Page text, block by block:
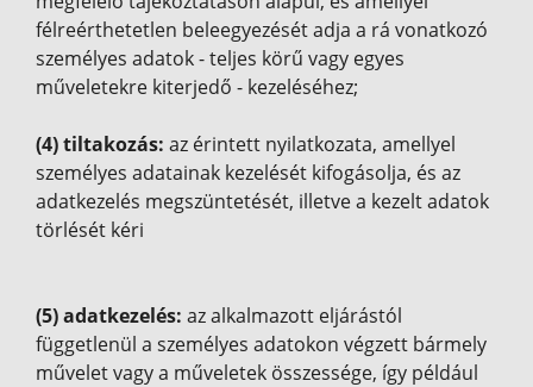
félreérthetetlen beleegyezését adja a rá vonatkozó
személyes adatok - teljes körű vagy egyes
műveletekre kiterjedő - kezeléséhez;
(4) tiltakozás: az érintett nyilatkozata, amellyel
személyes adatainak kezelését kifogásolja, és az
adatkezelés megszüntetését, illetve a kezelt adatok
törlését kéri
(5) adatkezelés: az alkalmazott eljárástól
függetlenül a személyes adatokon végzett bármely
művelet vagy a műveletek összessége, így például